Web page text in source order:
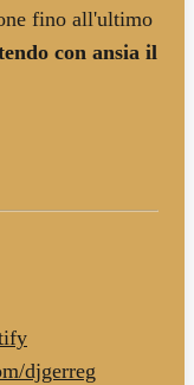
fino all'ultimo
con ansia il
djgerreg